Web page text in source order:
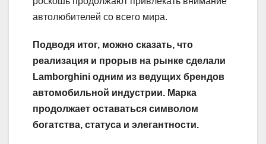
автолюбителей со всего мира.
Подводя итог, можно сказать, что
реализация и прорыв на рынке сделали
Lamborghini одним из ведущих брендов
автомобильной индустрии. Марка
продолжает оставаться символом
богатства, статуса и элегантности.